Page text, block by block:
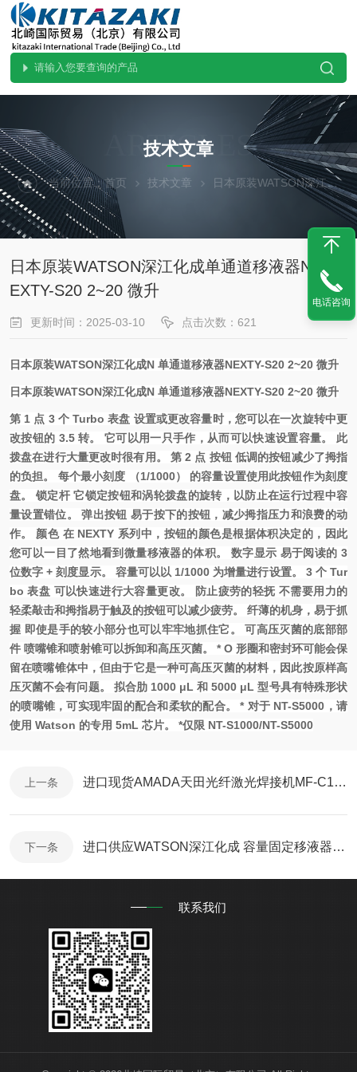
ARTICLES
技术文章
当前位置：首页 技术文章 日本原装WATSON深江化成单通道移液器N EXTY-S20 2~20 微升
日本原装WATSON深江化成单通道移液器N
EXTY-S20 2~20 微升
更新时间：2025-03-10 点击次数：621
日本原装WATSON深江化成N 单通道移液器NEXTY-S20 2~20 微升
日本原装WATSON深江化成N 单通道移液器NEXTY-S20 2~20 微升
第 1 点 3 个 Turbo 表盘 设置或更改容量时，您可以在一次旋转中更
改按钮的 3.5 转。 它可以用一只手作，从而可以快速设置容量。 此
拨盘在进行大量更改时很有用。 第 2 点 按钮 低调的按钮减少了拇指
的负担。 每个最小刻度 （1/1000） 的容量设置使用此按钮作为刻度
盘。 锁定杆 它锁定按钮和涡轮拨盘的旋转，以防止在运行过程中容
量设置错位。 弹出按钮 易于按下的按钮，减少拇指压力和浪费的动
作。 颜色 在 NEXTY 系列中，按钮的颜色是根据体积决定的，因此
您可以一目了然地看到微量移液器的体积。 数字显示 易于阅读的 3
位数字 + 刻度显示。 容量可以以 1/1000 为增量进行设置。 3 个 Tur
bo 表盘 可以快速进行大容量更改。 防止疲劳的轻抚 不需要用力的
轻柔敲击和拇指易于触及的按钮可以减少疲劳。 纤薄的机身，易于抓
握 即使是手的较小部分也可以牢牢地抓住它。 可高压灭菌的底部部
件 喷嘴锥和喷射锥可以拆卸和高压灭菌。 * O 形圈和密封环可能会保
留在喷嘴锥体中，但由于它是一种可高压灭菌的材料，因此按原样高
压灭菌不会有问题。 拟合肋 1000 μL 和 5000 μL 型号具有特殊形状
的喷嘴锥，可实现牢固的配合和柔软的配合。 * 对于 NT-S5000，请
使用 Watson 的专用 5mL 芯片。 *仅限 NT-S1000/NT-S5000
上一条 进口现货AMADA天田光纤激光焊接机MF-C1000A-S
下一条 进口供应WATSON深江化成 容量固定移液器NEXTY-F200 200μL
联系我们
电话咨询